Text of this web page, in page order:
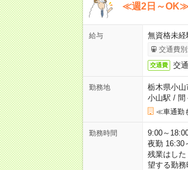
≪週2日～OK≫
給与 無資格未
交通費
交通費 交
勤務地
栃木県小山
小山駅 / 間
≪車通勤
勤務時間
9:00～
夜勤 16:30
残業はし
望する勤務